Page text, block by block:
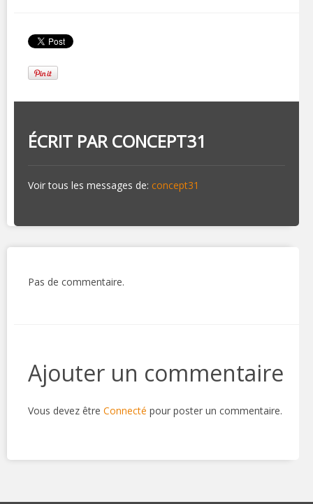
ÉCRIT PARCONCEPT31
Voir tous les messages de: concept31
Pas de commentaire.
Ajouter un commentaire
Vous devez être Connecté pour poster un commentaire.